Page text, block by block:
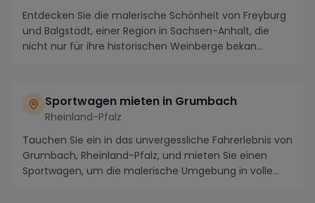
Entdecken Sie die malerische Schönheit von Freyburg
und Balgstädt, einer Region in Sachsen-Anhalt, die
nicht nur für ihre historischen Weinberge bekan...
Sportwagen mieten in Grumbach
Rheinland-Pfalz
Tauchen Sie ein in das unvergessliche Fahrerlebnis von
Grumbach, Rheinland-Pfalz, und mieten Sie einen
Sportwagen, um die malerische Umgebung in volle...